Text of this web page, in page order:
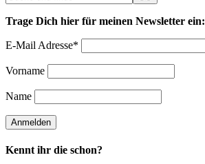
Trage Dich hier für meinen Newsletter ein:
E-Mail Adresse*
Vorname
Name
Kennt ihr die schon?